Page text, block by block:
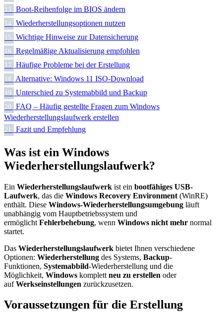
13. Boot-Reihenfolge im BIOS ändern
14. Wiederherstellungsoptionen nutzen
15. Wichtige Hinweise zur Datensicherung
16. Regelmäßige Aktualisierung empfohlen
17. Häufige Probleme bei der Erstellung
18. Alternative: Windows 11 ISO-Download
19. Unterschied zu Systemabbild und Backup
20.
FAQ – Häufig gestellte Fragen zum Windows
Wiederherstellungslaufwerk erstellen
21. Fazit und Empfehlung
Was ist ein Windows
Wiederherstellungslaufwerk?
Ein Wiederherstellungslaufwerk ist ein bootfähiges USB-
Laufwerk, das die Windows Recovery Environment (WinRE)
enthält. Diese Windows-Wiederherstellungsumgebung läuft
unabhängig vom Hauptbetriebssystem und
ermöglicht Fehlerbehebung, wenn Windows nicht mehr normal
startet.​
Das Wiederherstellungslaufwerk bietet Ihnen verschiedene
Optionen: Wiederherstellung des Systems, Backup-
Funktionen, Systemabbild-Wiederherstellung und die
Möglichkeit, Windows komplett neu zu erstellen oder
aufWerkseinstellungen zurückzusetzen.
Voraussetzungen für die Erstellung